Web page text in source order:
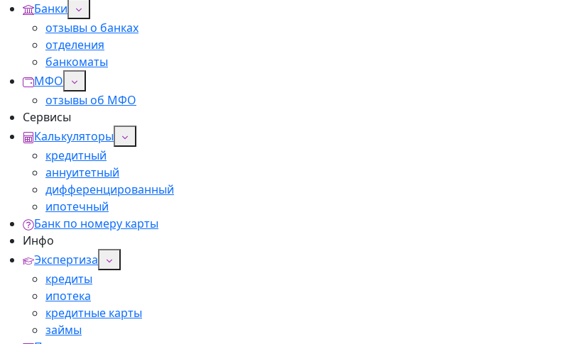
Банки
отзывы о банках
отделения
банкоматы
МФО
отзывы об МФО
Сервисы
Калькуляторы
кредитный
аннуитетный
дифференцированный
ипотечный
Банк по номеру карты
Инфо
Экспертиза
кредиты
ипотека
кредитные карты
займы